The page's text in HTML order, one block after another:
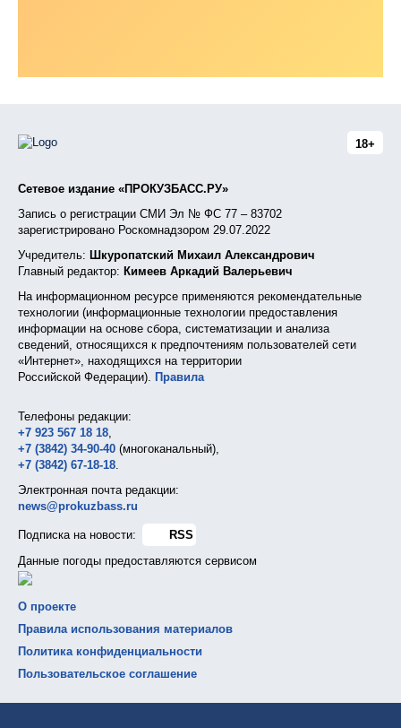
18+
Сетевое издание «ПРОКУЗБАСС.РУ»
Запись о регистрации СМИ Эл № ФС 77 – 83702
зарегистрировано Роскомнадзором 29.07.2022
Учредитель: Шкуропатский Михаил Александрович
Главный редактор: Кимеев Аркадий Валерьевич
На информационном ресурсе применяются рекомендательные
технологии (информационные технологии предоставления
информации на основе сбора, систематизации и анализа
сведений, относящихся к предпочтениям пользователей сети
«Интернет», находящихся на территории
Российской Федерации). Правила
Телефоны редакции:
+7 923 567 18 18,
+7 (3842) 34-90-40 (многоканальный),
+7 (3842) 67-18-18.
Электронная почта редакции:
news@prokuzbass.ru
Подписка на новости:
RSS
Данные погоды предоставляются сервисом
О проекте
Правила использования материалов
Политика конфиденциальности
Пользовательское соглашение